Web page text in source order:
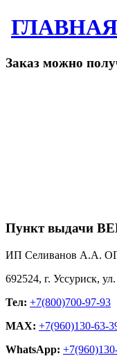
ГЛАВНАЯ
Заказ можно
Пункт выдачи
ИП Селиванов А.А.
692524, г. Уссуриск,
Тел: +7(800)700-97-93
MAX: +7(960)130-63-
WhatsApp: